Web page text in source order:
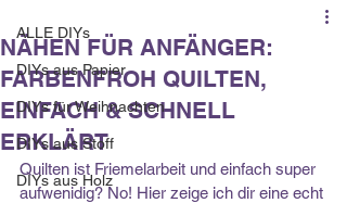
ALLE DIYs
DIYs aus Papier
DIYs für Weihnachten
DIYs aus Stoff
DIYs aus Holz
NÄHEN FÜR ANFÄNGER:
FARBENFROH QUILTEN,
EINFACH & SCHNELL
ERKLÄRT
Quilten ist Friemelarbeit und einfach super
aufwenidig? No! Hier zeige ich dir eine echt